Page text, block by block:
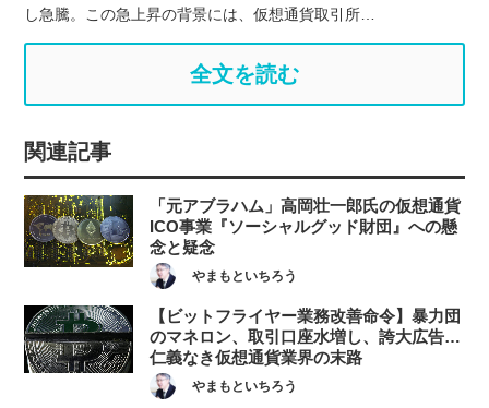
し急騰。この急上昇の背景には、仮想通貨取引所…
全文を読む
関連記事
「元アブラハム」高岡壮一郎氏の仮想通貨
ICO事業『ソーシャルグッド財団』への懸
念と疑念
やまもといちろう
【ビットフライヤー業務改善命令】暴力団
のマネロン、取引口座水増し、誇大広告…
仁義なき仮想通貨業界の末路
やまもといちろう